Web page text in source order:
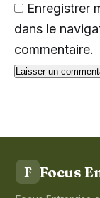
Enregistrer
dans le
commentaire.
F Focus